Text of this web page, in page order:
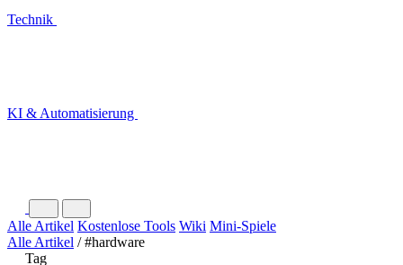
Technik
KI & Automatisierung
Alle Artikel Kostenlose Tools Wiki Mini-Spiele
Alle Artikel / #hardware
Tag